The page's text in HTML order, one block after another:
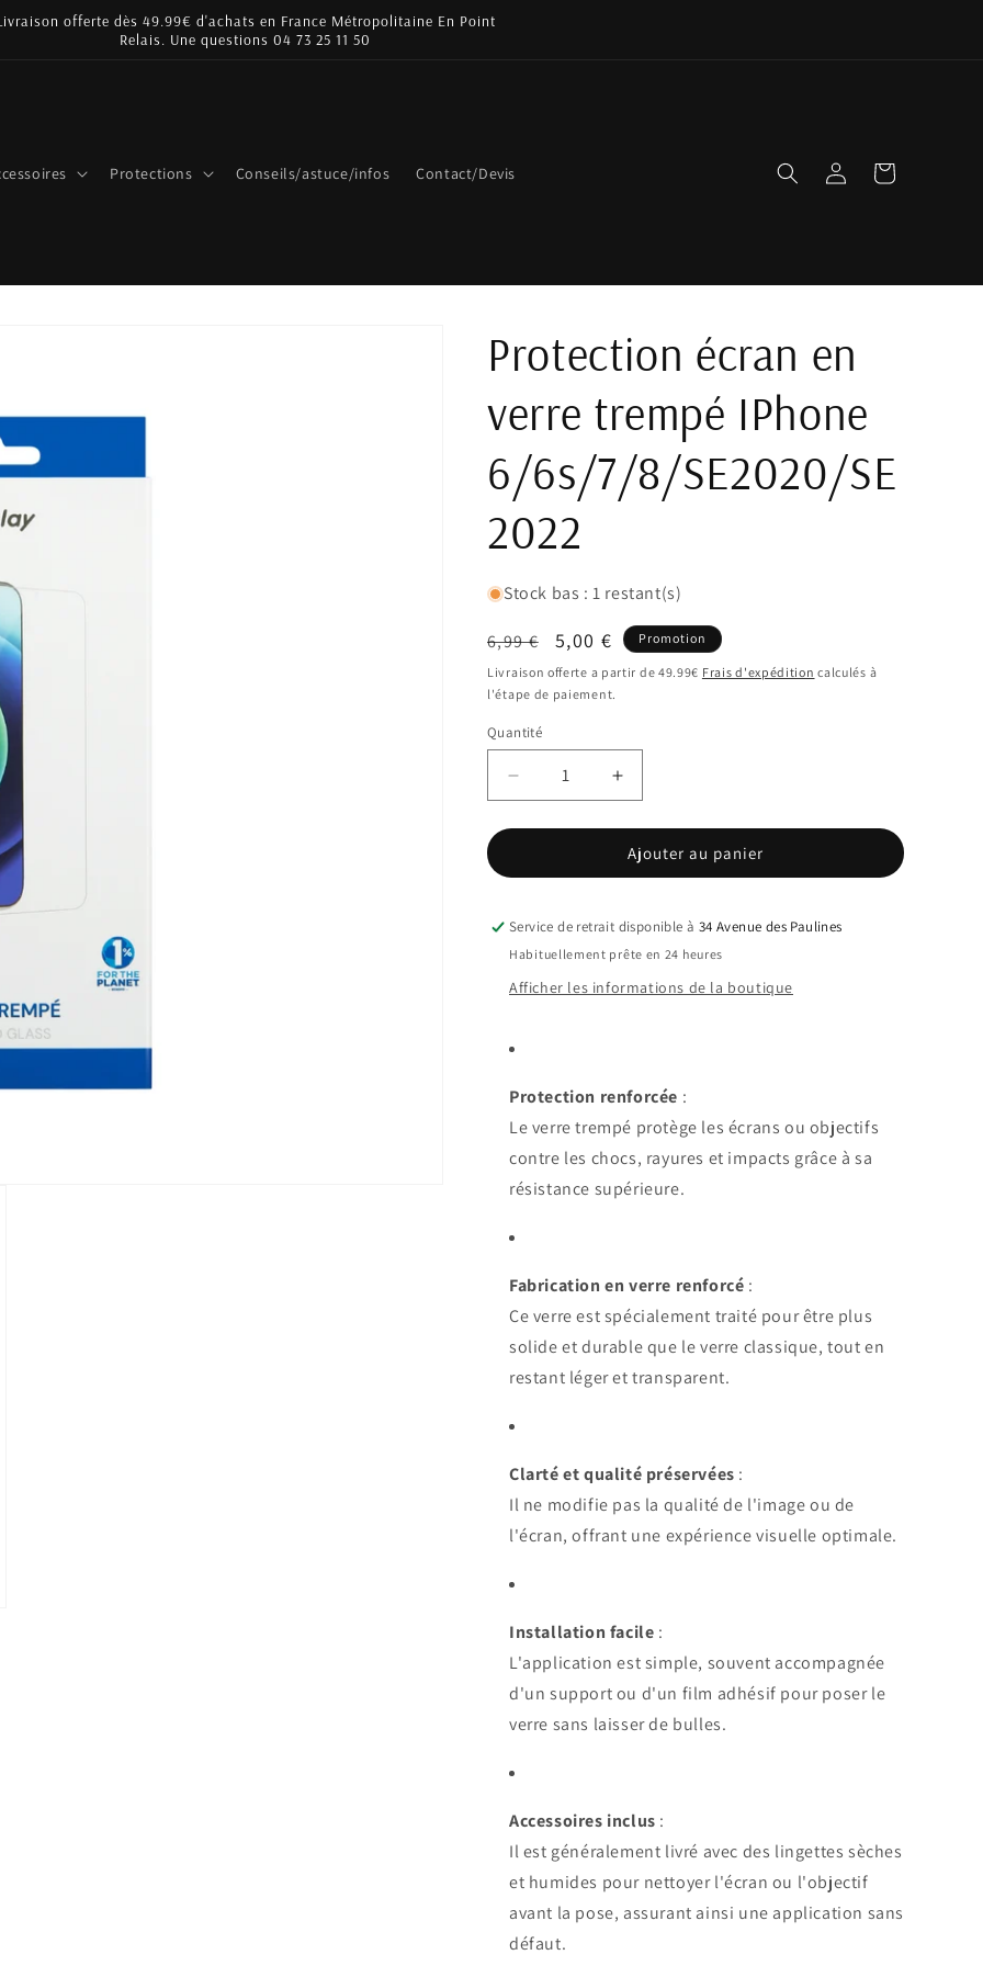
offerte dès 49.99€ d'achats en France Métropolitaine En Point
Relais. Une questions 04 73 25 11 50
Protections Conseils/astuce/infos Contact/Devis Connexion Panier
Protection écran en
verre trempé IPhone
6/6s/7/8/SE2020/SE
2022
Stock bas : 1 restant(s)
Prix
habituel
6,99 €
Prix
promotionnel
5,00 € Promotion
Livraison offerte a partir de 49.99€ Frais d'expédition calculés à
l'étape de paiement.
Quantité
Réduire
la
quantité
Protection
en
verre
IPhone
Augmenter
la
quantité
de
Protection
en
verre
IPhone
Ajouter au panier
Service de retrait disponible à 34 Avenue des Paulines
Habituellement prête en 24 heures
Afficher les informations de la boutique
Protection renforcée :
Le verre trempé protège les écrans ou objectifs
contre les chocs, rayures et impacts grâce à sa
résistance supérieure.
Fabrication en verre renforcé :
Ce verre est spécialement traité pour être plus
solide et durable que le verre classique, tout en
restant léger et transparent.
Clarté et qualité préservées :
Il ne modifie pas la qualité de l'image ou de
l'écran, offrant une expérience visuelle optimale.
Installation facile :
L'application est simple, souvent accompagnée
d'un support ou d'un film adhésif pour poser le
verre sans laisser de bulles.
Accessoires inclus :
Il est généralement livré avec des lingettes sèches
et humides pour nettoyer l'écran ou l'objectif
avant la pose, assurant ainsi une application sans
défaut.